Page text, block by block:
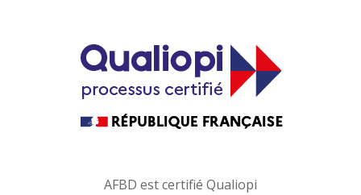
AFBD est certifié Qualiopi